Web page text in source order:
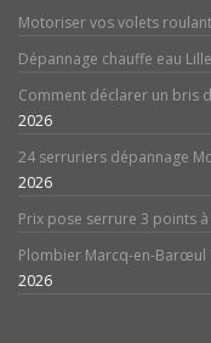
Motoriser vos volets
Dépannage chauffe eau
Comment déclarer un bris
2026
24 serruriers dépannage
2026
Prix pose serrure 3 points
Plombier Marcq-en-Barœul
2026